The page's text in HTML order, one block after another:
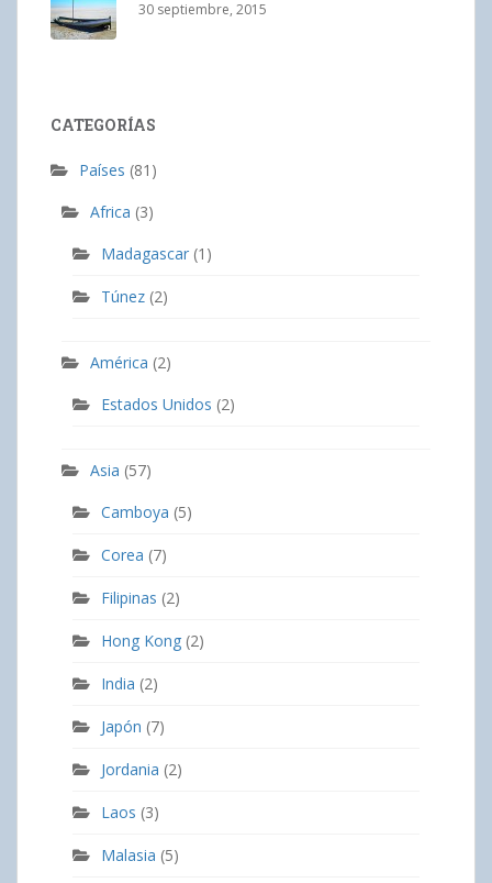
30 septiembre, 2015
CATEGORÍAS
Países (81)
Africa (3)
Madagascar (1)
Túnez (2)
América (2)
Estados Unidos (2)
Asia (57)
Camboya (5)
Corea (7)
Filipinas (2)
Hong Kong (2)
India (2)
Japón (7)
Jordania (2)
Laos (3)
Malasia (5)